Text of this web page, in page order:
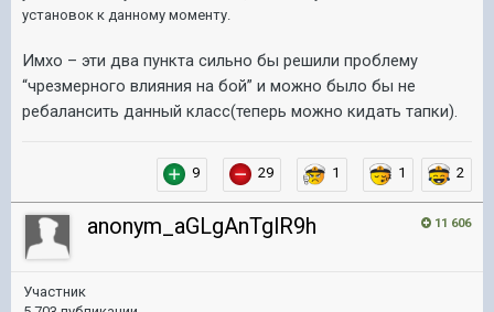
установок к данному моменту.
Имхо – эти два пункта сильно бы решили проблему
“чрезмерного влияния на бой” и можно было бы не
ребалансить данный класс(теперь можно кидать тапки).
9 29 1 1 2
11 606
anonym_aGLgAnTglR9h
Участник